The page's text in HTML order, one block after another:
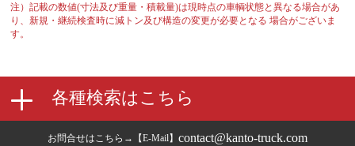
注）記載の数値(寸法及び重量・積載量)は現時点の車輌状態と異なる場合があ
り、新規・継続検査時に減トン及び構造の変更が必要となる 場合がございま
す。
お問合せはこちら→【E-Mail】 contact@kanto-truck.com